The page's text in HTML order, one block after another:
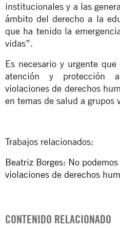
institucionales y a las
ámbito del derecho a la
que ha tenido la
vidas”.
Es necesario y urgente
atención y protección
violaciones de derechos
en temas de salud a grupos
Trabajos relacionados:
Beatriz Borges: No
violaciones de derechos
CONTENIDO RELACIONADO